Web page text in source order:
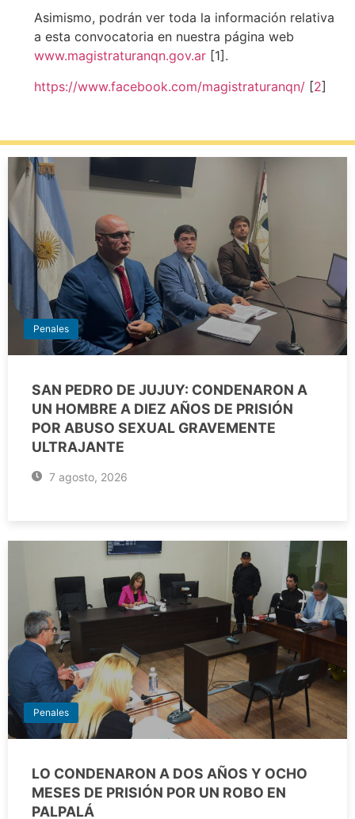
Asimismo, podrán ver toda la información relativa
a esta convocatoria en nuestra página web
www.magistraturanqn.gov.ar[1].
https://www.facebook.com/magistraturanqn/[2]
Penales
SAN PEDRO DE JUJUY: CONDENARON A
UN HOMBRE A DIEZ AÑOS DE PRISIÓN
POR ABUSO SEXUAL GRAVEMENTE
ULTRAJANTE
7 agosto, 2026
Penales
LO CONDENARON A DOS AÑOS Y OCHO
MESES DE PRISIÓN POR UN ROBO EN
PALPALÁ